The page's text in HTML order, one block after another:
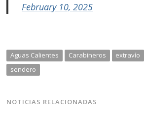
February 10, 2025
Aguas Calientes Carabineros extravío
sendero
NOTICIAS RELACIONADAS